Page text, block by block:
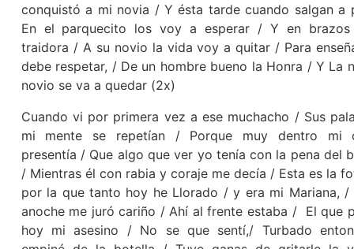
conquistó a mi novia / Y ésta tarde cuando salgan a
En el parquecito los voy a esperar / Y en brazos
traidora / A su novio la vida voy a quitar / Para
debe respetar, / De un hombre bueno la Honra / Y La
novio se va a quedar (2x)
Cuando vi por primera vez a ese muchacho / Sus
mi mente se repetían / Porque muy dentro mi
presentía / Que algo que ver yo tenía con la pena del
/ Mientras él con rabia y coraje me decía / Esta es la
por la que tanto hoy he Llorado / y era mi Mariana,
anoche me juró cariño / Ahí al frente estaba / El que
hoy mi asesino / No se que sentí,/ Turbado